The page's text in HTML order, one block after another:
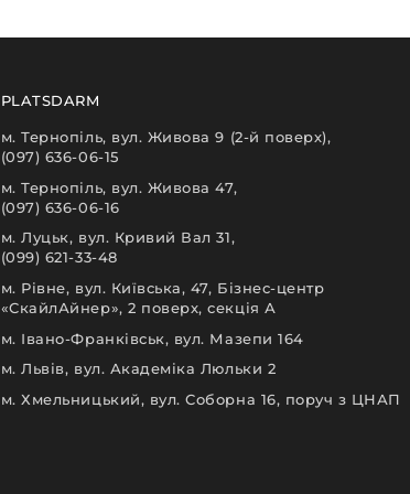
PLATSDARM
м. Тернопіль, вул. Живова 9 (2-й поверх),
(097) 636-06-15
м. Тернопіль, вул. Живова 47,
(097) 636-06-16
м. Луцьк, вул. Кривий Вал 31,
(099) 621-33-48
м. Рівне, вул. Київська, 47, Бізнес-центр
«СкайлАйнер», 2 поверх, секція А
м. Івано-Франківськ, вул. Мазепи 164
м. Львів, вул. Академіка Люльки 2
м. Хмельницький, вул. Соборна 16, поруч з ЦНАП